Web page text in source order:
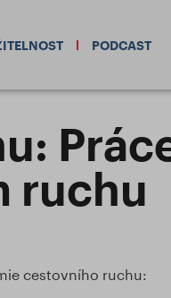
PODCAST
ruchu
cestovního ruchu: